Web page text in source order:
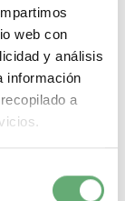
web con
y análisis
información
a